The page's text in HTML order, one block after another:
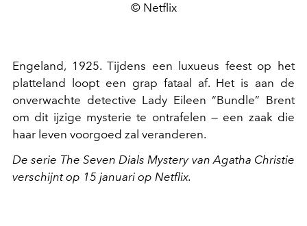
© Netflix
Engeland, 1925. Tijdens een luxueus feest op het
platteland loopt een grap fataal af. Het is aan de
onverwachte detective Lady Eileen “Bundle” Brent
om dit ijzige mysterie te ontrafelen — een zaak die
haar leven voorgoed zal veranderen.
De serie The Seven Dials Mystery van Agatha Christie
verschijnt op 15 januari op Netflix.